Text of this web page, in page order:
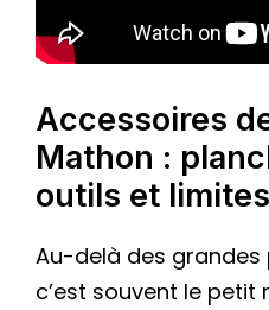
Accessoires
Mathon :
outils et
Au-delà des grandes
c’est souvent le